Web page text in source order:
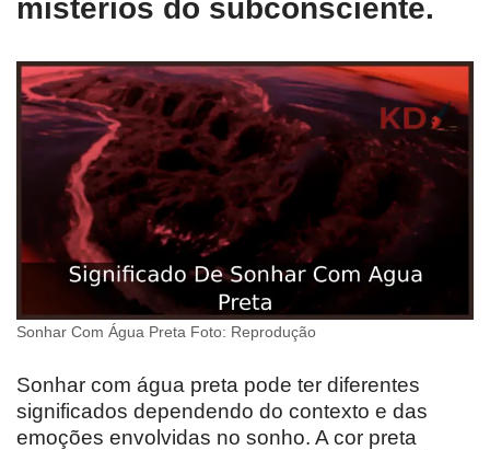
mistérios do subconsciente.
Sonhar Com Água Preta Foto: Reprodução
Sonhar com água preta pode ter diferentes
significados dependendo do contexto e das
emoções envolvidas no sonho. A cor preta